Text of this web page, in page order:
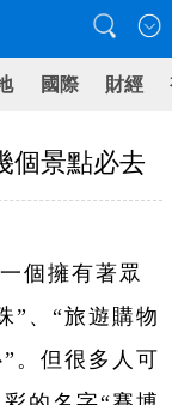
國際 財經
景點必去
個擁有著眾
”、“旅遊購物
。但很多人可